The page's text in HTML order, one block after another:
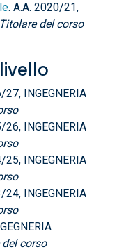
. A.A. 2020/21,
Titolare del corso
27, INGEGNERIA
26, INGEGNERIA
25, INGEGNERIA
24, INGEGNERIA
corso